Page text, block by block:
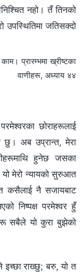
नहो। तँ तिनको
उपस्थितिमा जतिसक्दो
प्रारम्‍भमा ख्रीष्‍टका
वाणीहरू, अध्याय ४४
छोराहरूलाई
छु। अब उप्रान्त, मेरा
हुनेछ जसका
मेरो न्यायको सुरुआत
कसैलाई नै सजायबाट
निष्पक्ष परमेश्‍वर हुँ
सबैले यो कुरा बुझेको
इच्छा राख्छु; बरु, यो त